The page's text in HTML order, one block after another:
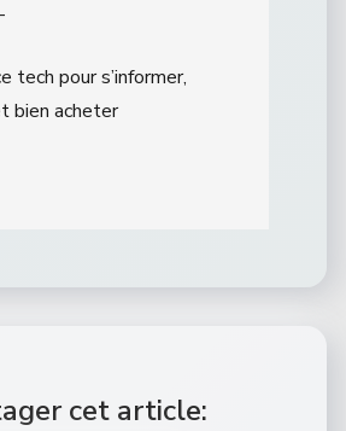
tech pour s’informer,
bien acheter
cet article: